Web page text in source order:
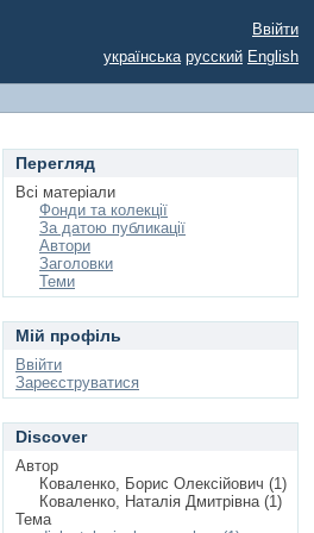
Ввійти
українська русский English
Перегляд
Всі матеріали
Фонди та колекції
За датою публикації
Автори
Заголовки
Теми
Мій профіль
Ввійти
Зареєструватися
Discover
Автор
Коваленко, Борис Олексійович (1)
Коваленко, Наталія Дмитрівна (1)
Тема